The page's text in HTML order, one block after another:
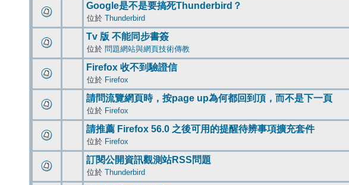
Google是不是要搞死Thunderbird？
位於 Thunderbird
Tv 版 不能同步書簽
位於 問題網站與網頁技術傳教
Firefox 收不到驗證信
位於 Firefox
請問流覽網頁時，按page up為何都回到頂，而不是下一頁
位於 Firefox
請推薦 Firefox 56.0 之後可用的提醒待辨事項擴充套件
位於 Firefox
訂閱公開資訊觀測站RSS問題
位於 Thunderbird